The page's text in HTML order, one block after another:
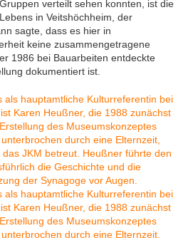
verteilt sehen konnten, ist die
in Veitshöchheim, der
sagte, dass es hier in
keine zusammengetragene
1986 bei Bauarbeiten entdeckte
dokumentiert ist.